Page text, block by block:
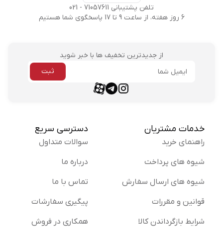
تلفن پشتیبانی 71057611 - 021
6 روز هفته، از ساعت 9 تا 17 پاسخگوی شما هستیم
از جدیدترین تخفیف ها با خبر شوید
ایمیل
ثبت
instagram link
telegram link
aparat link
خدمات مشتریان
راهنمای خرید
شیوه های پرداخت
شیوه های ارسال سفارش
قوانین و مقررات
شرایط بازگرداندن کالا
دسترسی سریع
سوالات متداول
درباره ما
تماس با ما
پیگیری سفارشات
همکاری در فروش